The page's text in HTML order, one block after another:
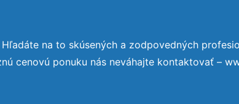
Hľadáte na to skúsených a zodpovedných
cenovú ponuku nás neváhajte kontaktovať –